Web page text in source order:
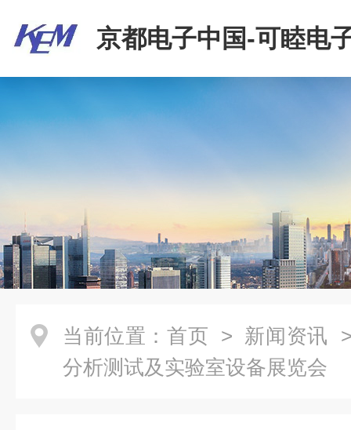
京都电子中国-可睦电
商贸有限公司
当前位置： 首页 > 新闻资讯
分析测试及实验室设备展览会